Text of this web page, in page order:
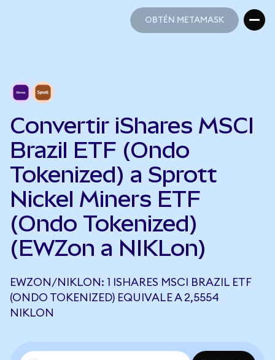
OBTÉN METAMASK
Convertir iShares MSCI
Brazil ETF (Ondo
Tokenized) a Sprott
Nickel Miners ETF
(Ondo Tokenized)
(EWZon a NIKLon)
EWZON/NIKLON: 1 ISHARES MSCI BRAZIL ETF
(ONDO TOKENIZED) EQUIVALE A 2,5554
NIKLON